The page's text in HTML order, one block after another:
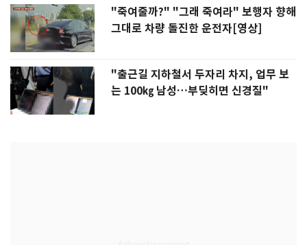
"죽여줄까?" "그래 죽여라" 보행자 향해
그대로 차량 돌진한 운전자[영상]
"출근길 지하철서 두자리 차지, 업무 보
는 100㎏ 남성…부딪히면 신경질"